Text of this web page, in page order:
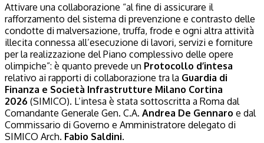
Attivare una collaborazione “al fine di assicurare il
rafforzamento del sistema di prevenzione e contrasto delle
condotte di malversazione, truffa, frode e ogni altra attività
illecita connessa all’esecuzione di lavori, servizi e forniture
per la realizzazione del Piano complessivo delle opere
olimpiche”: è quanto prevede un Protocollo d’intesa
relativo ai rapporti di collaborazione tra la Guardia di
Finanza e Società Infrastrutture Milano Cortina
2026 (SIMICO). L’intesa è stata sottoscritta a Roma dal
Comandante Generale Gen. C.A. Andrea De Gennaro e dal
Commissario di Governo e Amministratore delegato di
SIMICO Arch. Fabio Saldini.